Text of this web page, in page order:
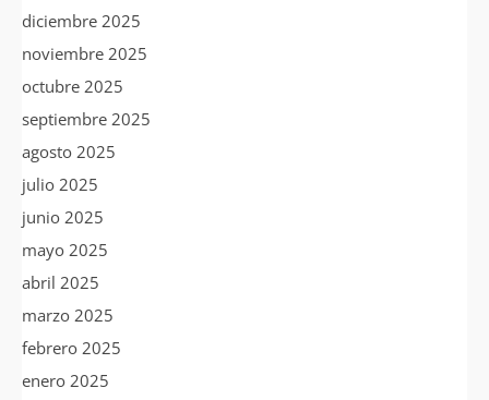
diciembre 2025
noviembre 2025
octubre 2025
septiembre 2025
agosto 2025
julio 2025
junio 2025
mayo 2025
abril 2025
marzo 2025
febrero 2025
enero 2025